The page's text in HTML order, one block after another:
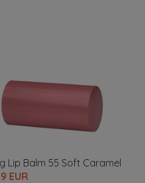
Lip Balm 55 Soft Caramel
EUR